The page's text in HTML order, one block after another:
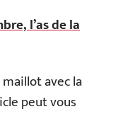
l’as de la
avec la
peut vous